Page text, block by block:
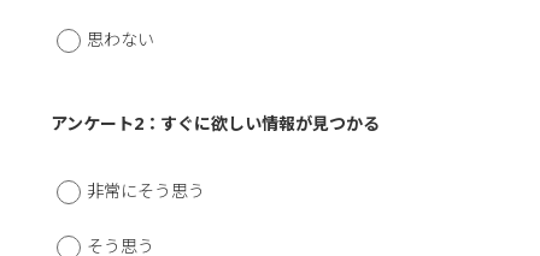
思わない
アンケート2：すぐに欲しい情報が見つかる
非常にそう思う
そう思う